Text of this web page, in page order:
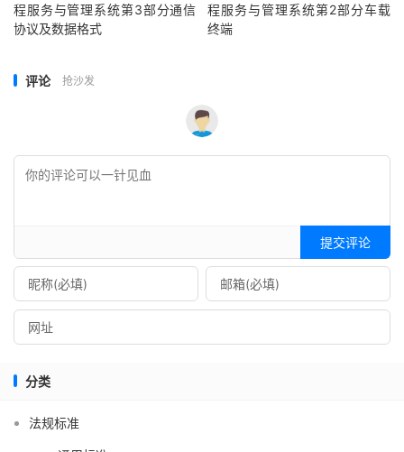
程服务与管理系统第3部分通信
协议及数据格式
程服务与管理系统第2部分车载
终端
评论 抢沙发
提交评论
分类
法规标准